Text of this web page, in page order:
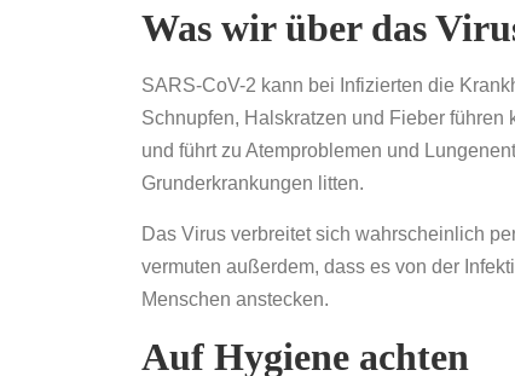
Was wir über das
SARS-CoV-2 kann bei Infizierten die
Schnupfen, Halskratzen und Fieber
und führt zu Atemproblemen und
Grunderkrankungen litten.
Das Virus verbreitet sich wahrscheinlich
vermuten außerdem, dass es von der
Menschen anstecken.
Auf Hygiene achten